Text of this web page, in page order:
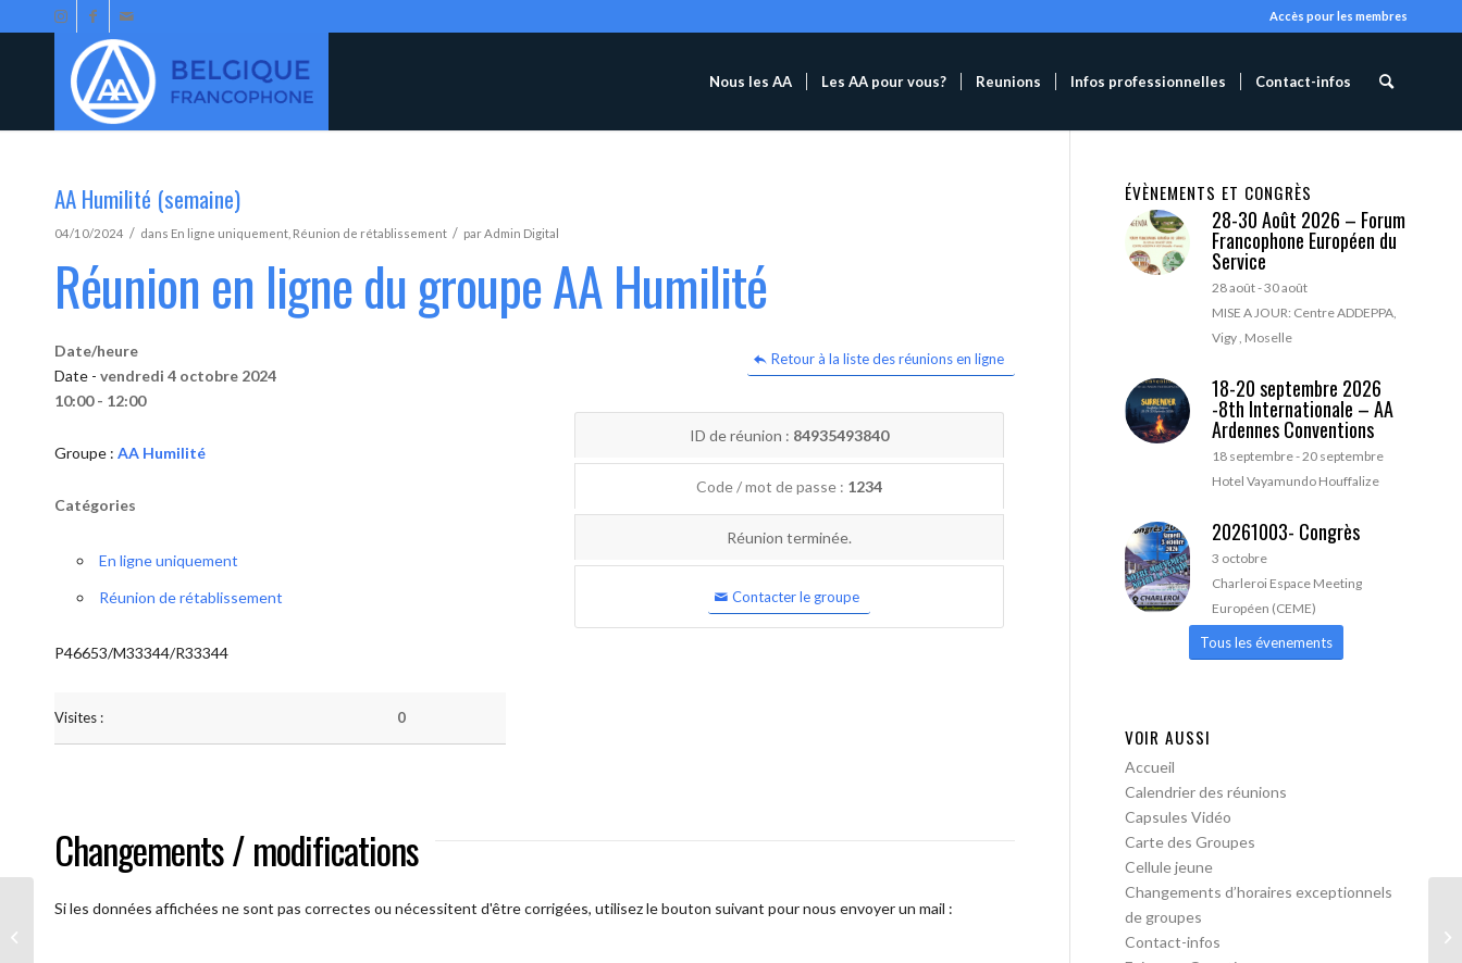
Accès pour les membres
Nous les AA Les AA pour vous? Reunions Infos professionnelles Contact-infos
AA Humilité (semaine)
04/10/2024 / dans En ligne uniquement Réunion de rétablissement / parAdmin Digital
Réunion en ligne du groupe AA Humilité
Retour à la liste des réunions en ligne
Date/heure
Date - vendredi 4 octobre 2024
10:00 - 12:00
Groupe : AA Humilité
Catégories
En ligne uniquement
Réunion de rétablissement
P46653/M33344/R33344
Visites : 0
ID de réunion : 84935493840
Code / mot de passe : 1234
Réunion terminée.
Contacter le groupe
Changements / modifications
Si les données affichées ne sont pas correctes ou nécessitent d'être corrigées, utilisez le bouton suivant pour nous envoyer un mail :
ÉVÈNEMENTS ET CONGRÈS
28-30 Août 2026 – Forum
Francophone Européen du
Service
28 août-30 août
MISE A JOUR: Centre ADDEPPA,
Vigy , Moselle
18-20 septembre 2026
-8th Internationale – AA
Ardennes Conventions
18 septembre-20 septembre
Hotel Vayamundo Houffalize
20261003- Congrès
3 octobre
Charleroi Espace Meeting
Européen (CEME)
Tous les évenements
VOIR AUSSI
Accueil
Calendrier des réunions
Capsules Vidéo
Carte des Groupes
Cellule jeune
Changements d’horaires exceptionnels
de groupes
Contact-infos